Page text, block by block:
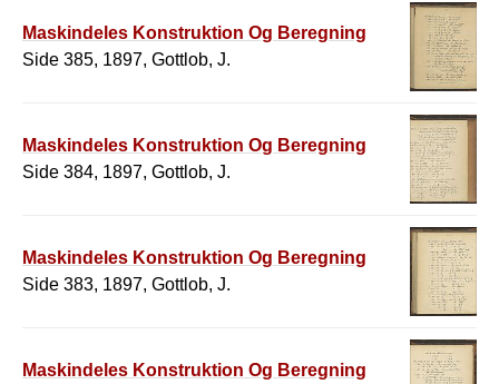
Maskindeles Konstruktion Og Beregning
Side 385, 1897, Gottlob, J.
Maskindeles Konstruktion Og Beregning
Side 384, 1897, Gottlob, J.
Maskindeles Konstruktion Og Beregning
Side 383, 1897, Gottlob, J.
Maskindeles Konstruktion Og Beregning